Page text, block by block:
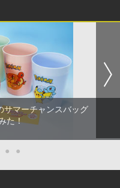
サマーチャンスバッグ
た！
● ●